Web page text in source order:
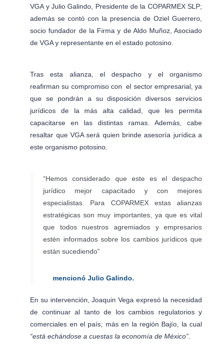
VGA y Julio Galindo, Presidente de la COPARMEX SLP;
además se contó con la presencia de Oziel Guerrero,
socio fundador de la Firma y de Aldo Muñoz, Asociado
de VGA y representante en el estado potosino.
Tras esta alianza, el despacho y el organismo
reafirman su compromiso con el sector empresarial, ya
que se pondrán a su disposición diversos servicios
jurídicos de la más alta calidad, que les permita
capacitarse en las distintas ramas. Además, cabe
resaltar que VGA será quien brinde asesoría jurídica a
este organismo potosino.
“Hemos considerado que este es el despacho
jurídico mejor capacitado y con mejores
especialistas. Para COPARMEX estas alianzas
estratégicas son muy importantes, ya que es vital
que todos nuestros agremiados y empresarios
estén informados sobre los cambios jurídicos que
están sucediendo”
mencionó Julio Galindo.
En su intervención, Joaquin Vega expresó la necesidad
de continuar al tanto de los cambios regulatorios y
comerciales en el país; más en la región Bajío, la cual
“está echándose a cuestas la economía de México”.